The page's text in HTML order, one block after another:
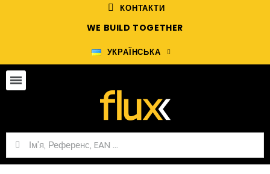
КОНТАКТИ
WE BUILD TOGETHER
УКРАЇНСЬКА